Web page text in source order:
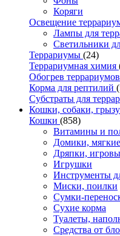
Коряги
Освещение
Лампы для
Светильники
Террариумы (24)
Террариумная химия
Обогрев террариумов
Корма для рептилий
Субстраты для
Кошки, собаки,
Кошки (858)
Витамины и
Домики,
Дряпки,
Игрушки
Инструменты
Миски, поилки
Сумки-
Сухие корма
Туалеты,
Средства от